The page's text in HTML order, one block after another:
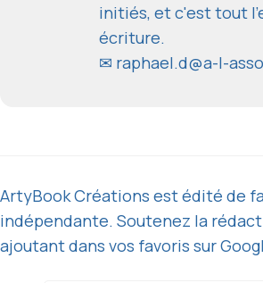
initiés, et c'est tout
écriture.
✉ raphael.d@a-l-
ArtyBook Créations est édité de
indépendante. Soutenez la
ajoutant dans vos favoris sur